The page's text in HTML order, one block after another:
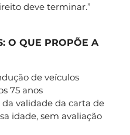
deve terminar.”
O QUE PROPÕE A
de veículos
75 anos
da validade da carta de
idade, sem avaliação